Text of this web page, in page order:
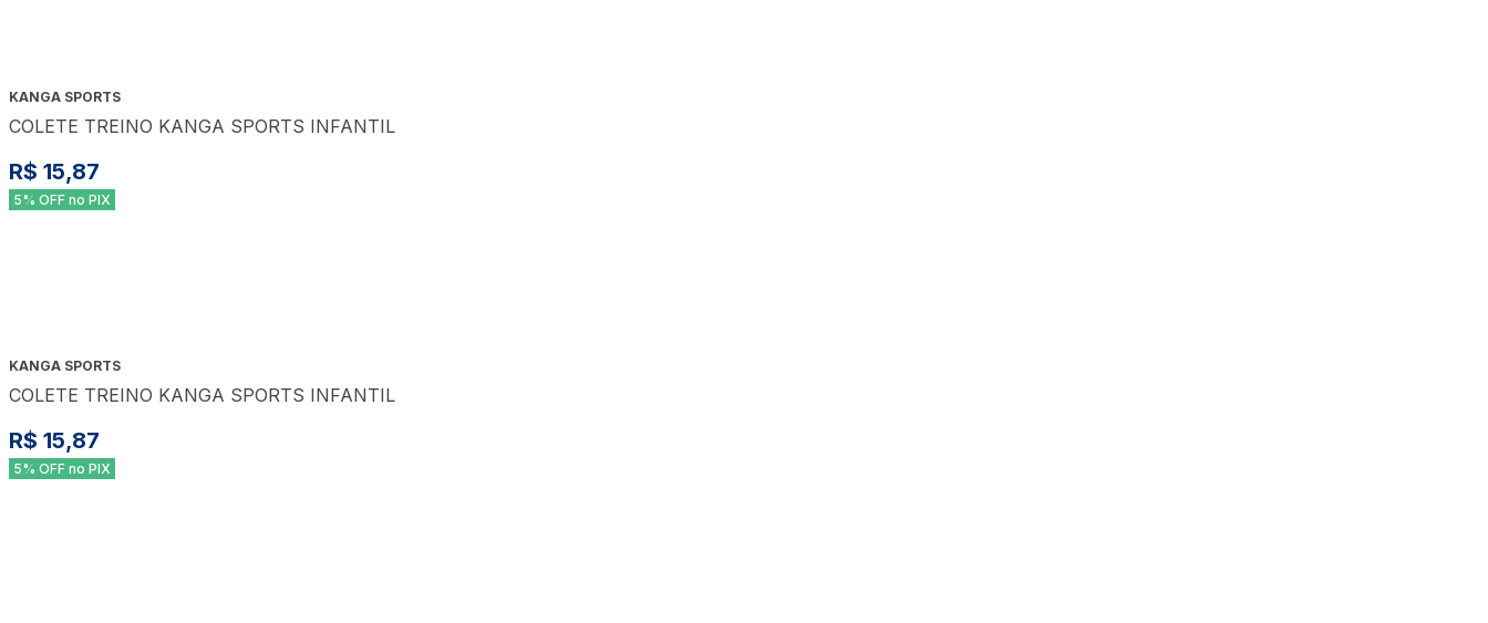
KANGA SPORTS
COLETE TREINO KANGA SPORTS INFANTIL
R$ 15,87
5% OFF no PIX
KANGA SPORTS
COLETE TREINO KANGA SPORTS INFANTIL
R$ 15,87
5% OFF no PIX